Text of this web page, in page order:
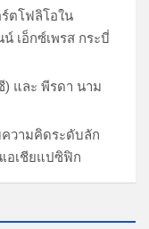
ร์ตโฟลิโอใน
เอ็กซ์เพรส กระบี่
) และ พีรดา นาม
ความคิดระดับลัก
อเชียแปซิฟิก